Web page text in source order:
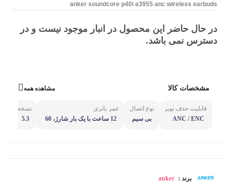
anker soundcore p40i a3955 anc wireless earbuds
در حال حاضر این محصول در انبار موجود نیست و در
دسترس نمی باشد.
مشخصات کالا مشاهده همه
قابلیت حذف نویز
ANC / ENC
نوع اتصال
بی سیم
عمر باتری
12 ساعت با یک بار شارژ، 60
نسخه
5.3
برند : anker